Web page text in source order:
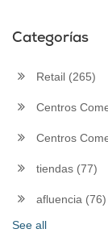
Categorías
Retail (265)
Centros
Centros
tiendas (77)
afluencia (76)
See all